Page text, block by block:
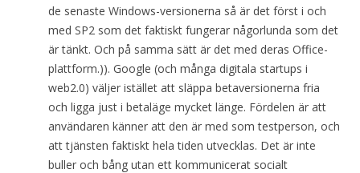
de senaste Windows-versionerna så är det först i och
med SP2 som det faktiskt fungerar någorlunda som det
är tänkt. Och på samma sätt är det med deras Office-
plattform.)). Google (och många digitala startups i
web2.0) väljer istället att släppa betaversionerna fria
och ligga just i betaläge mycket länge. Fördelen är att
användaren känner att den är med som testperson, och
att tjänsten faktiskt hela tiden utvecklas. Det är inte
buller och bång utan ett kommunicerat socialt